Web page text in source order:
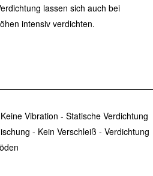
lassen sich auch bei
intensiv verdichten.
Vibration - Statische Verdichtung
- Kein Verschleiß - Verdichtung